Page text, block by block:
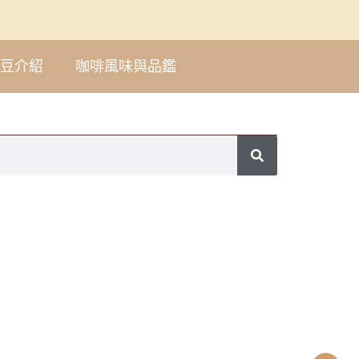
介紹 咖啡風味與品鑑